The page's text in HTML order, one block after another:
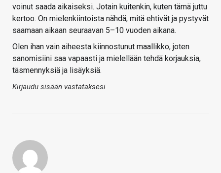
voinut saada aikaiseksi. Jotain kuitenkin, kuten tämä juttu
kertoo. On mielenkiintoista nähdä, mitä ehtivät ja pystyvät
saamaan aikaan seuraavan 5–10 vuoden aikana.
Olen ihan vain aiheesta kiinnostunut maallikko, joten
sanomisiini saa vapaasti ja mielellään tehdä korjauksia,
täsmennyksiä ja lisäyksiä.
Kirjaudu sisään vastataksesi